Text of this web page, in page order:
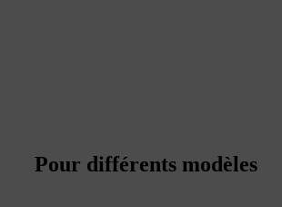
Pour différents modèles